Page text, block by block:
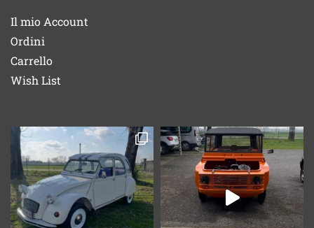
Il mio Account
Ordini
Carrello
Wish List